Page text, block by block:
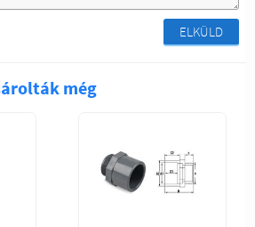
ELKÜLD
még